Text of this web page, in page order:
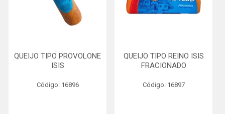
QUEIJO TIPO PROVOLONE
ISIS
Código: 16896
QUEIJO TIPO REINO ISIS
FRACIONADO
Código: 16897